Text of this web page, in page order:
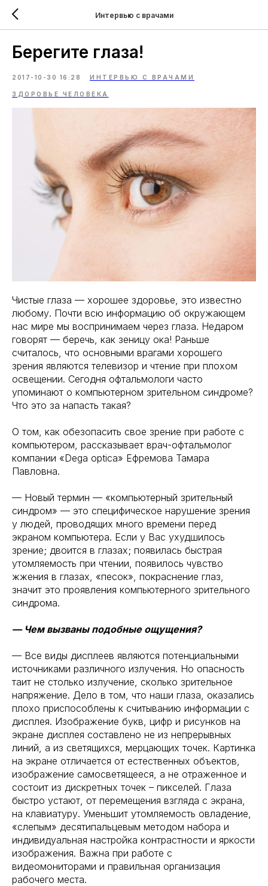
Интервью с врачами
Берегите глаза!
2017-10-30 16:28 ИНТЕРВЬЮ С ВРАЧАМИ
ЗДОРОВЬЕ ЧЕЛОВЕКА
Чистые глаза — хорошее здоровье, это известно
любому. Почти всю информацию об окружающем
нас мире мы воспринимаем через глаза. Недаром
говорят — беречь, как зеницу ока! Раньше
считалось, что основными врагами хорошего
зрения являются телевизор и чтение при плохом
освещении. Сегодня офтальмологи часто
упоминают о компьютерном зрительном синдроме?
Что это за напасть такая?
О том, как обезопасить свое зрение при работе с
компьютером, рассказывает врач-офтальмолог
компании «Dega optica» Ефремова Тамара
Павловна.
— Новый термин — «компьютерный зрительный
синдром» — это специфическое нарушение зрения
у людей, проводящих много времени перед
экраном компьютера. Если у Вас ухудшилось
зрение; двоится в глазах; появилась быстрая
утомляемость при чтении, появилось чувство
жжения в глазах, «песок», покраснение глаз,
значит это проявления компьютерного зрительного
синдрома.
— Чем вызваны подобные ощущения?
— Все виды дисплеев являются потенциальными
источниками различного излучения. Но опасность
таит не столько излучение, сколько зрительное
напряжение. Дело в том, что наши глаза, оказались
плохо приспособлены к считыванию информации с
дисплея. Изображение букв, цифр и рисунков на
экране дисплея составлено не из непрерывных
линий, а из светящихся, мерцающих точек. Картинка
на экране отличается от естественных объектов,
изображение самосветящееся, а не отраженное и
состоит из дискретных точек – пикселей. Глаза
быстро устают, от перемещения взгляда с экрана,
на клавиатуру. Уменьшит утомляемость овладение,
«слепым» десятипальцевым методом набора и
индивидуальная настройка контрастности и яркости
изображения. Важна при работе с
видеомониторами и правильная организация
рабочего места.